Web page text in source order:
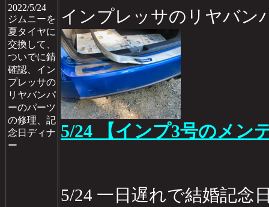
2022/5/24
ジムニーを
夏タイヤに
交換して、
ついでに錆
確認、イン
プレッサの
リヤバンパ
ーのパーツ
の修理、記
念日ディナ
ー
インプレッサのリヤバン
5/24 【インプ3号のメン
5/24 一日遅れで結婚記念